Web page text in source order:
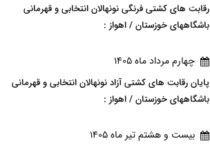
رقابت های کشتی فرنگی نونهالان انتخابی و قهرمانی
باشگاههای خوزستان / اهواز :
چهارم مرداد ماه 1405
پایان رقابت های کشتی آزاد نونهالان انتخابی و قهرمانی
باشگاههای خوزستان / اهواز :
بيست و هشتم تير ماه 1405